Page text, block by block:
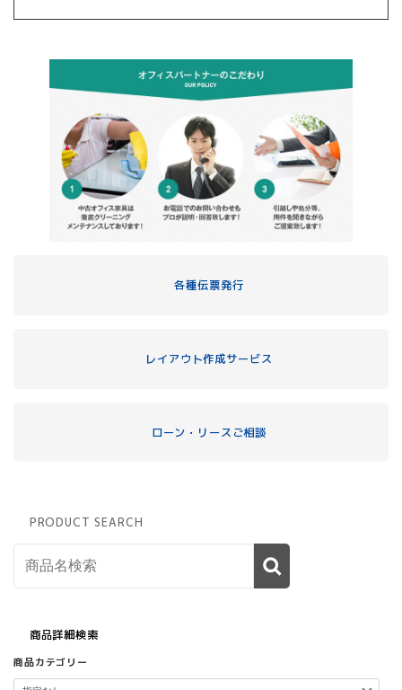
各種伝票発行
レイアウト作成サービス
ローン・リースご相談
PRODUCT SEARCH
商品詳細検索
商品カテゴリー